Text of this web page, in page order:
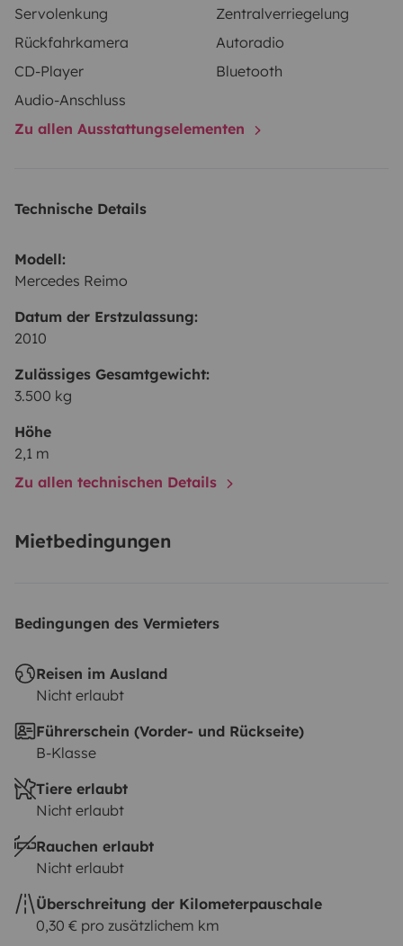
Servolenkung
Zentralverriegelung
Rückfahrkamera
Autoradio
CD-Player
Bluetooth
Audio-Anschluss
Zu allen Ausstattungselementen
Technische Details
Modell:
Mercedes Reimo
Datum der Erstzulassung:
2010
Zulässiges Gesamtgewicht:
3.500 kg
Höhe
2,1 m
Zu allen technischen Details
Mietbedingungen
Bedingungen des Vermieters
Reisen im Ausland
Nicht erlaubt
Führerschein (Vorder- und Rückseite)
B-Klasse
Tiere erlaubt
Nicht erlaubt
Rauchen erlaubt
Nicht erlaubt
Überschreitung der Kilometerpauschale
0,30 € pro zusätzlichem km